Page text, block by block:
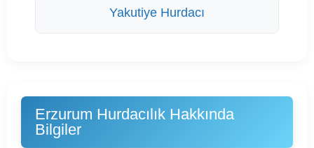
Yakutiye Hurdacı
Erzurum Hurdacılık Hakkında
Bilgiler